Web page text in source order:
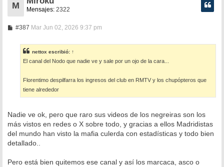
M Mensajes: 2322
#387M
s
a
j
Mar Jun 02, 2026 9:37 pm
nettox escribió: ↑
El canal del Nodo que nadie ve y sale por un ojo de la cara...
Florentimo despilfarra los ingresos del club en RMTV y los chupópteros que
tiene alrededor
Nadie ve ok, pero que raro sus videos de los negreiras son los
más vistos en redes o X sobre todo, y gracias a ellos Madridistas
del mundo han visto la mafia culerda con estadísticas y todo bien
detallado..
Pero está bien quitemos ese canal y así los marcaca, asco o